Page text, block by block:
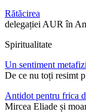
Rătăcirea
delegației AUR în
Spiritualitate
Un sentiment
De ce nu toți resimt
Antidot pentru frica
Mircea Eliade și